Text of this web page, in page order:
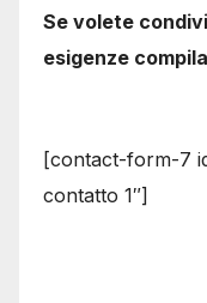
Se volete
esigenze
[contact-form-7
contatto 1″]